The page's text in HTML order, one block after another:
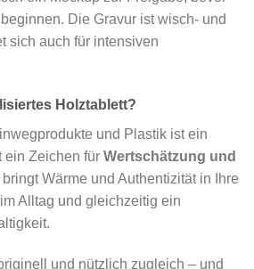
Die Gravur ist wisch- und
sich auch für intensiven
Holztablett?
und Plastik ist ein
ein Zeichen für Wertschätzung und
bringt Wärme und Authentizität in Ihre
Alltag und gleichzeitig ein
und nützlich zugleich – und